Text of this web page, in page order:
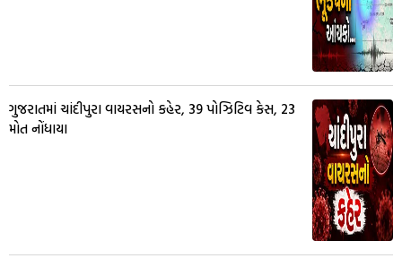
ગુજરાતમાં ચાંદીપુરા વાયરસનો કહેર, 39 પોઝિટિવ કેસ, 23
મોત નોંધાયા